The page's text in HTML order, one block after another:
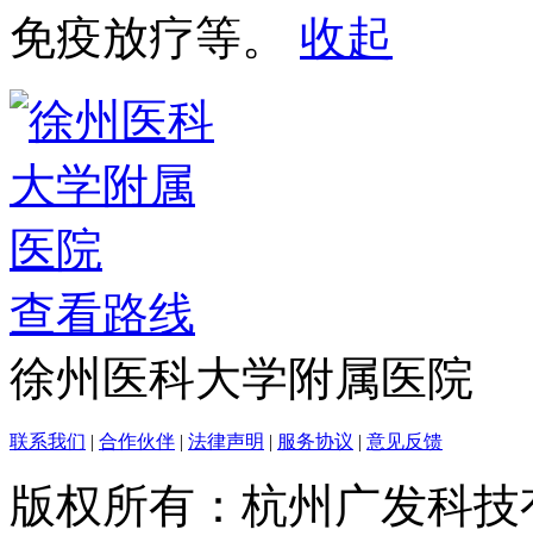
免疫放疗等。
收起
查看路线
徐州医科大学附属医院
联系我们 | 合作伙伴 | 法律声明 | 服务协议 | 意见反馈
版权所有：杭州广发科